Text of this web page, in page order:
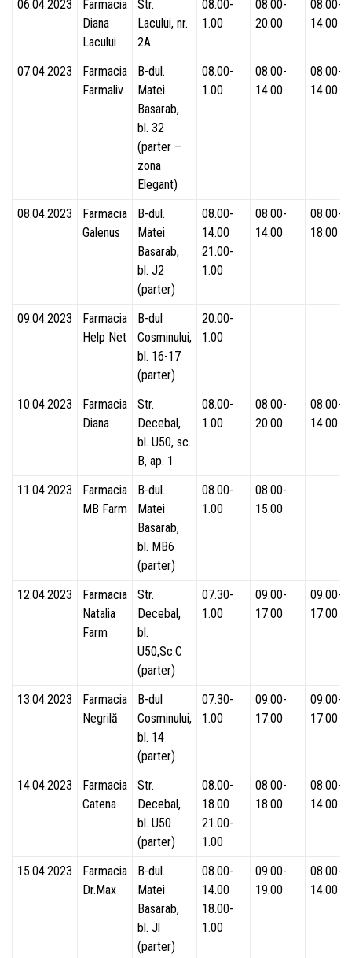
06.04.2023
Farmacia
Diana
Lacului
Str.
Lacului, nr.
2A
08.00-
1.00
08.00-
20.00
08.00-
14.00
07.04.2023
Farmacia
Farmaliv
B-dul.
Matei
Basarab,
bl. 32
(parter –
zona
Elegant)
08.00-
1.00
08.00-
14.00
08.00-
14.00
08.04.2023
Farmacia
Galenus
B-dul.
Matei
Basarab,
bl. J2
(parter)
08.00-
14.00
21.00-
1.00
08.00-
14.00
08.00-
18.00
09.04.2023
Farmacia
Help Net
B-dul
Cosminului,
bl. 16-17
(parter)
20.00-
1.00
10.04.2023
Farmacia
Diana
Str.
Decebal,
bl. U50, sc.
B, ap. 1
08.00-
1.00
08.00-
20.00
08.00-
14.00
11.04.2023
Farmacia
MB Farm
B-dul.
Matei
Basarab,
bl. MB6
(parter)
08.00-
1.00
08.00-
15.00
12.04.2023
Farmacia
Natalia
Farm
Str.
Decebal,
bl.
U50,Sc.C
(parter)
07.30-
1.00
09.00-
17.00
09.00-
17.00
13.04.2023
Farmacia
Negrilă
B-dul
Cosminului,
bl. 14
(parter)
07.30-
1.00
09.00-
17.00
09.00-
17.00
14.04.2023
Farmacia
Catena
Str.
Decebal,
bl. U50
(parter)
08.00-
18.00
21.00-
1.00
08.00-
18.00
08.00-
14.00
15.04.2023
Farmacia
Dr.Max
B-dul.
Matei
Basarab,
bl. Jl
(parter)
08.00-
14.00
18.00-
1.00
09.00-
19.00
08.00-
14.00